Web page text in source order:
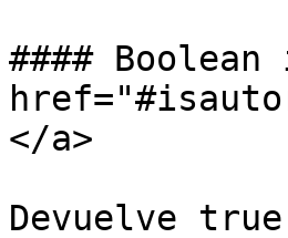
#### Boolean
</a>
Devuelve